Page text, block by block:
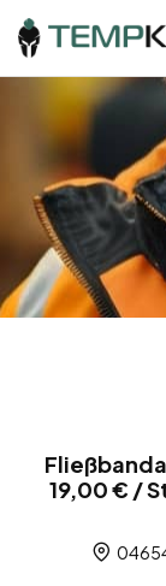
19,00 € /